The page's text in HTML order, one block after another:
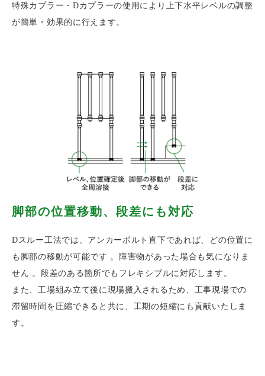
特殊カプラー・Dカプラーの使用により上下水平レベルの調整
が簡単・効果的に行えます。
脚部の位置移動、段差にも対応
Dスルー工法では、アンカーボルト直下であれば、どの位置に
も脚部の移動が可能です 。障害物があった場合も気になりま
せん 。段差のある箇所でもフレキシブルに対応します。
また、工場組み立て後に現場搬入されるため、工事現場での
滞留時間を圧縮できると共に、工期の短縮にも貢献いたしま
す。